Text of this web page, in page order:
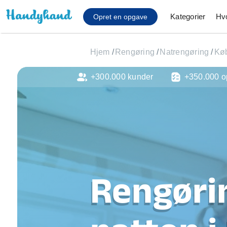
Opret en opgave Kategorier
Affaldsfjernelse
Gulvlaminering
Hårde hvidevare
Hjælp til mobil, pc,
Installation af
Møbelsamling og
Ophængning af
Hjem / Rengøring / Natrengøring /
+300.000 kunder +350.000